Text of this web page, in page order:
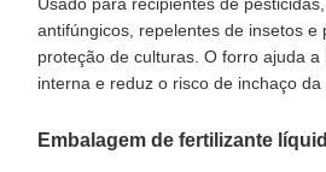
antifúngicos, repelentes de insetos e
proteção de culturas. O forro ajuda
interna e reduz o risco de inchaço da
Embalagem de fertilizante